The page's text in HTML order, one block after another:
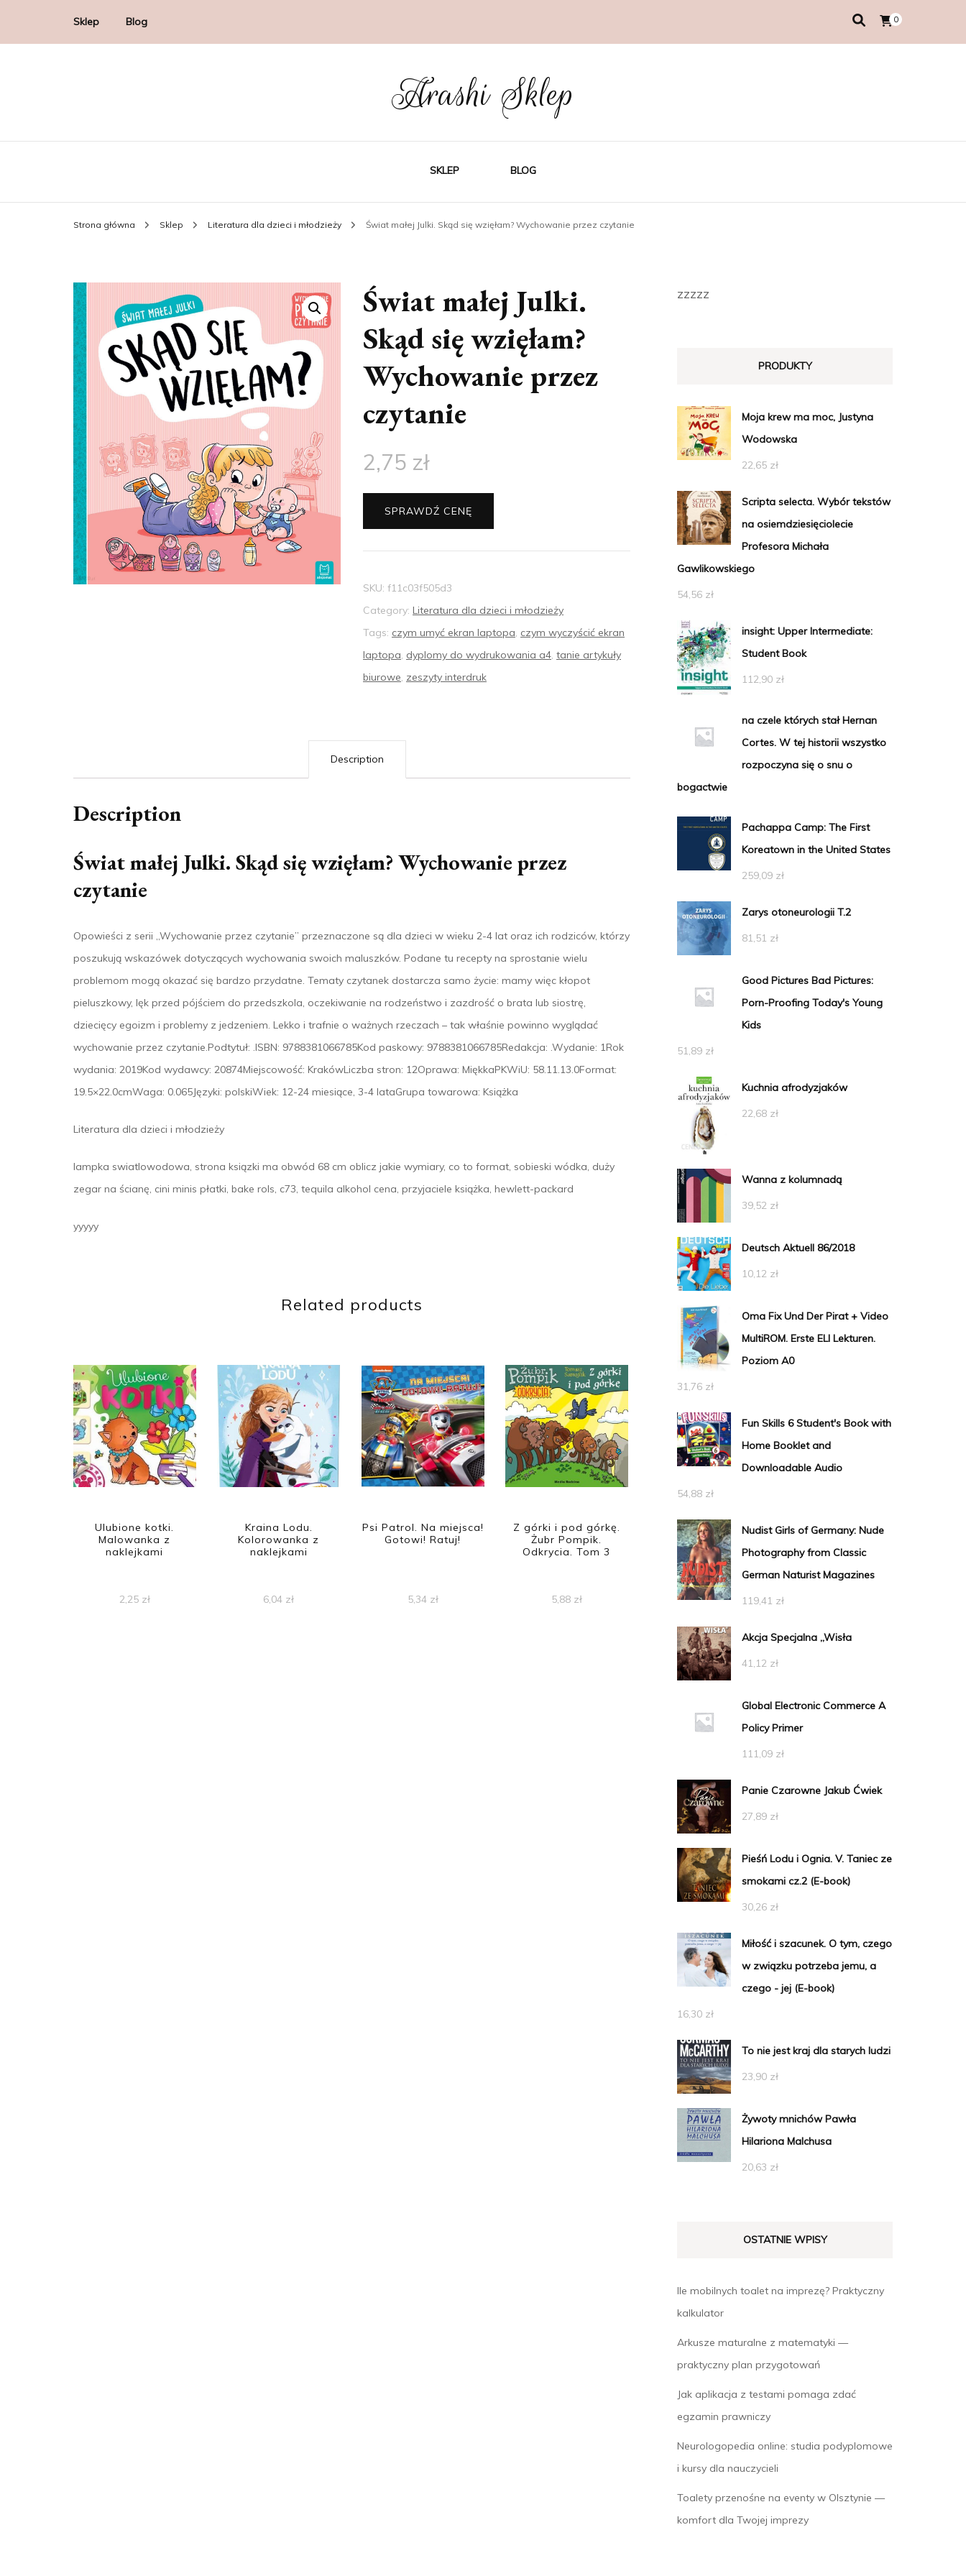
Sklep Blog 0
Arashi Sklep
SKLEP BLOG
Strona główna Sklep Literatura dla dzieci i młodzieży Świat małej Julki. Skąd się wzięłam? Wychowanie przez czytanie
Świat małej Julki.
Skąd się wzięłam?
Wychowanie przez
czytanie
2,75 zł
SPRAWDŹ CENĘ
SKU: f11c03f505d3
Category: Literatura dla dzieci i młodzieży
Tags: czym umyć ekran laptopa, czym wyczyścić ekran
laptopa, dyplomy do wydrukowania a4, tanie artykuły
biurowe, zeszyty interdruk
Description
Description
Świat małej Julki. Skąd się wzięłam? Wychowanie przez
czytanie
Opowieści z serii „Wychowanie przez czytanie” przeznaczone są dla dzieci w wieku 2-4 lat oraz ich rodziców, którzy
poszukują wskazówek dotyczących wychowania swoich maluszków. Podane tu recepty na sprostanie wielu
problemom mogą okazać się bardzo przydatne. Tematy czytanek dostarcza samo życie: mamy więc kłopot
pieluszkowy, lęk przed pójściem do przedszkola, oczekiwanie na rodzeństwo i zazdrość o brata lub siostrę,
dziecięcy egoizm i problemy z jedzeniem. Lekko i trafnie o ważnych rzeczach – tak właśnie powinno wyglądać
wychowanie przez czytanie.Podtytuł: .ISBN: 9788381066785Kod paskowy: 9788381066785Redakcja: .Wydanie: 1Rok
wydania: 2019Kod wydawcy: 20874Miejscowość: KrakówLiczba stron: 12Oprawa: MiękkaPKWiU: 58.11.13.0Format:
19.5×22.0cmWaga: 0.065Języki: polskiWiek: 12-24 miesiące, 3-4 lataGrupa towarowa: Książka
Literatura dla dzieci i młodzieży
lampka swiatlowodowa, strona ksiązki ma obwód 68 cm oblicz jakie wymiary, co to format, sobieski wódka, duży
zegar na ścianę, cini minis płatki, bake rols, c73, tequila alkohol cena, przyjaciele książka, hewlett-packard
yyyyy
Related products
Ulubione kotki.
Malowanka z
naklejkami
2,25 zł
Kraina Lodu.
Kolorowanka z
naklejkami
6,04 zł
Psi Patrol. Na miejsca!
Gotowi! Ratuj!
5,34 zł
Z górki i pod górkę.
Żubr Pompik.
Odkrycia. Tom 3
5,88 zł
zzzzz
PRODUKTY
Moja krew ma moc, Justyna
Wodowska
22,65 zł
Scripta selecta. Wybór tekstów
na osiemdziesięciolecie
Profesora Michała
Gawlikowskiego
54,56 zł
insight: Upper Intermediate:
Student Book
112,90 zł
na czele których stał Hernan
Cortes. W tej historii wszystko
rozpoczyna się o snu o
bogactwie
Pachappa Camp: The First
Koreatown in the United States
259,09 zł
Zarys otoneurologii T.2
81,51 zł
Good Pictures Bad Pictures:
Porn-Proofing Today's Young
Kids
51,89 zł
Kuchnia afrodyzjaków
22,68 zł
Wanna z kolumnadą
39,52 zł
Deutsch Aktuell 86/2018
10,12 zł
Oma Fix Und Der Pirat + Video
MultiROM. Erste ELI Lekturen.
Poziom A0
31,76 zł
Fun Skills 6 Student's Book with
Home Booklet and
Downloadable Audio
54,88 zł
Nudist Girls of Germany: Nude
Photography from Classic
German Naturist Magazines
119,41 zł
Akcja Specjalna ,,Wisła
41,12 zł
Global Electronic Commerce A
Policy Primer
111,09 zł
Panie Czarowne Jakub Ćwiek
27,89 zł
Pieśń Lodu i Ognia. V. Taniec ze
smokami cz.2 (E-book)
30,26 zł
Miłość i szacunek. O tym, czego
w związku potrzeba jemu, a
czego - jej (E-book)
16,30 zł
To nie jest kraj dla starych ludzi
23,90 zł
Żywoty mnichów Pawła
Hilariona Malchusa
20,63 zł
OSTATNIE WPISY
Ile mobilnych toalet na imprezę? Praktyczny
kalkulator
Arkusze maturalne z matematyki —
praktyczny plan przygotowań
Jak aplikacja z testami pomaga zdać
egzamin prawniczy
Neurologopedia online: studia podyplomowe
i kursy dla nauczycieli
Toalety przenośne na eventy w Olsztynie —
komfort dla Twojej imprezy